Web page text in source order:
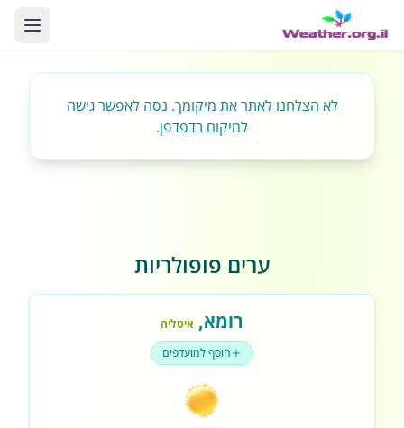
לא הצלחנו לאתר את מיקומך. נסה לאפשר גישה
למיקום בדפדפן.
ערים פופולריות
רומא, איטליה
הוסף למועדפים